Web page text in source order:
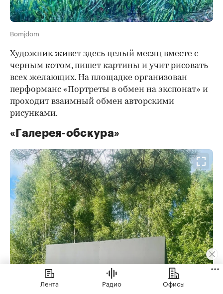
Bomjdom
Художник живет здесь целый месяц вместе с
черным котом, пишет картины и учит рисовать
всех желающих. На площадке организован
перформанс «Портреты в обмен на экспонат» и
проходит взаимный обмен авторскими
рисунками.
«Галерея-обскура»
Лента Радио Офисы